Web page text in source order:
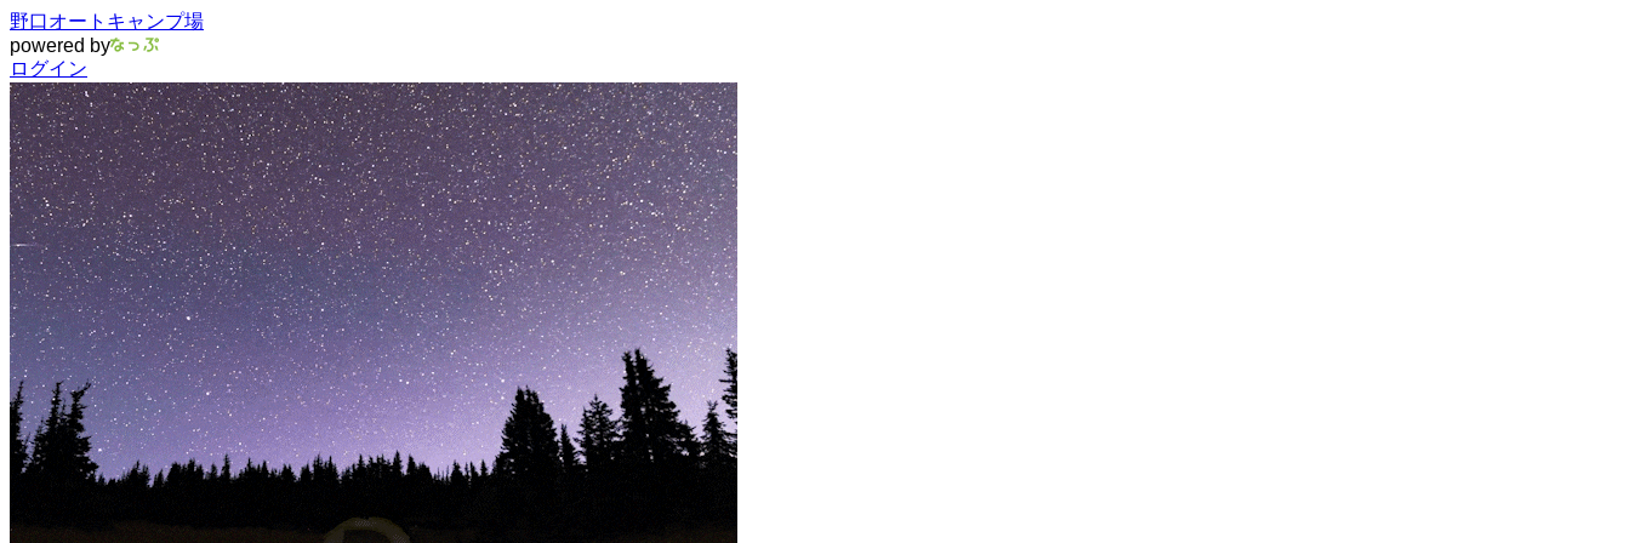
野口オートキャンプ場
powered by
ログイン